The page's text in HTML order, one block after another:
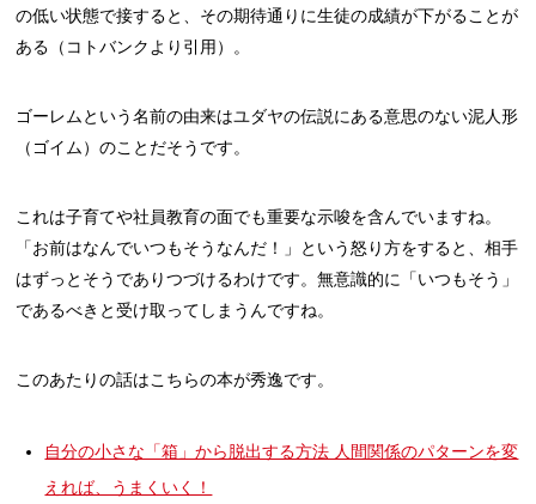
の低い状態で接すると、その期待通りに生徒の成績が下がることが
ある（コトバンクより引用）。
ゴーレムという名前の由来はユダヤの伝説にある意思のない泥人形
（ゴイム）のことだそうです。
これは子育てや社員教育の面でも重要な示唆を含んでいますね。
「お前はなんでいつもそうなんだ！」という怒り方をすると、相手
はずっとそうでありつづけるわけです。無意識的に「いつもそう」
であるべきと受け取ってしまうんですね。
このあたりの話はこちらの本が秀逸です。
自分の小さな「箱」から脱出する方法 人間関係のパターンを変
えれば、うまくいく！